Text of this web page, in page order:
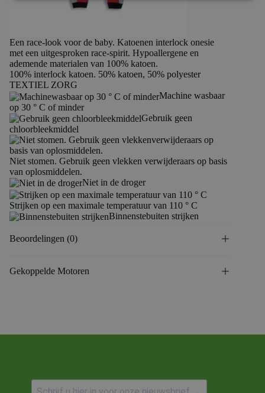
Een race-look voor de baby. Katoenen interlock onesie
met een uitgesproken race-spirit. Hypoallergene en
ademende materialen van 100% katoen.
100% interlock katoen. 50% katoen, 50% polyester
TEXTIEL ZORG
Machine wasbaar
op 30 ° C of minder
Gebruik geen
chloorbleekmiddel
Niet stomen. Gebruik geen vlekken verwijderaars op basis
van oplosmiddelen.
Niet in de droger
Strijken op een maximale temperatuur van 110 ° C
Binnenstebuiten strijken
Beoordelingen (0)
Gekoppelde Motoren